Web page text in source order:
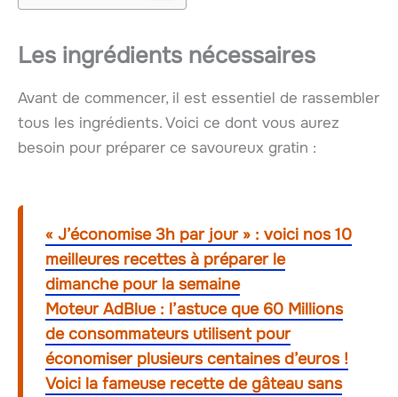
Les ingrédients nécessaires
Avant de commencer, il est essentiel de rassembler
tous les ingrédients. Voici ce dont vous aurez
besoin pour préparer ce savoureux gratin :
« J’économise 3h par jour » : voici nos 10
meilleures recettes à préparer le
dimanche pour la semaine
Moteur AdBlue : l’astuce que 60 Millions
de consommateurs utilisent pour
économiser plusieurs centaines d’euros !
Voici la fameuse recette de gâteau sans